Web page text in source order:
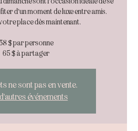
d'un moment de luxe entre amis.
place dès maintenant.
$ par personne
65 $ à partager
ne sont pas en vente.
événements